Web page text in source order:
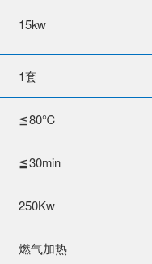
15kw
1套
≦80℃
≦30min
250Kw
燃气加热